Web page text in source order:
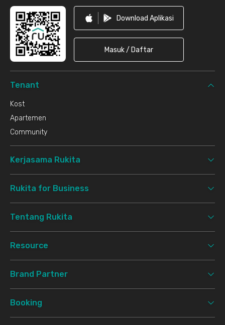
Download Aplikasi
Masuk / Daftar
Tenant
Kost
Apartemen
Community
Kerjasama Rukita
Rukita for Business
Tentang Rukita
Resource
Brand Partner
Booking